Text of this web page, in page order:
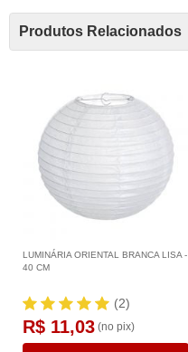
Produtos Relacionados
LUMINÁRIA ORIENTAL BRANCA LISA -
40 CM
(2)
R$ 11,03 (no pix)